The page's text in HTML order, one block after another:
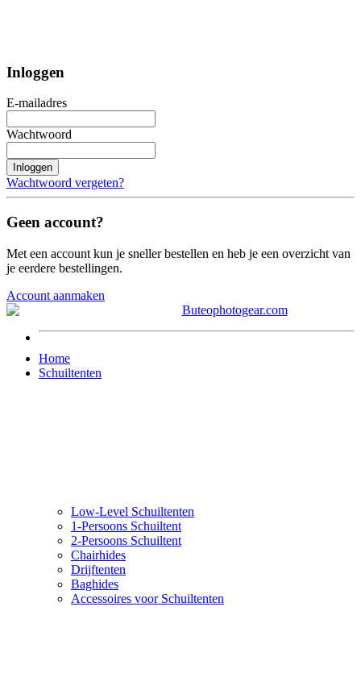
Inloggen
E-mailadres
Wachtwoord
Inloggen
Wachtwoord vergeten?
Geen account?
Met een account kun je sneller bestellen en heb je een overzicht van
je eerdere bestellingen.
Account aanmaken
Home
Schuiltenten
Low-Level Schuiltenten
1-Persoons Schuiltent
2-Persoons Schuiltent
Chairhides
Drijftenten
Baghides
Accessoires voor Schuiltenten